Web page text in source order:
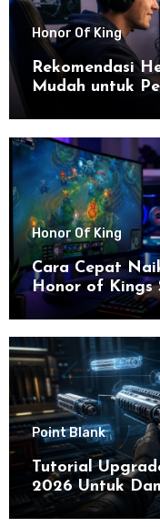
Honor Of King
Rekomendasi
Mudah untuk
Honor Of King
Cara Cepat
Honor of Kings
Lengkap dan
di 2026
Point Blank
Tutorial
2026 Untuk
Efektif